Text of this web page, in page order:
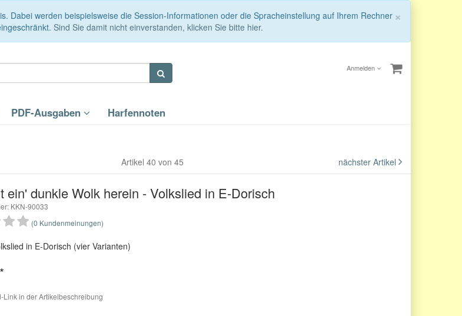
×
Dabei werden beispielsweise die Session-Informationen oder die Spracheinstellung auf Ihrem Rechner
Sind Sie damit nicht einverstanden, klicken Sie bitte hier.
Anmelden
PDF-Ausgaben Harfennoten
Artikel 40 von 45 nächster Artikel
ein' dunkle Wolk herein - Volkslied in E-Dorisch
KKN-90033
(0 Kundenmeinungen)
in E-Dorisch (vier Varianten)
*
Link in der Artikelbeschreibung